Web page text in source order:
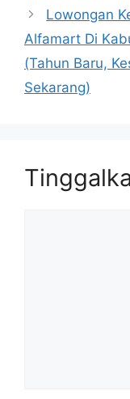
Lowongan
Alfamart Di
(Tahun Baru,
Sekarang)